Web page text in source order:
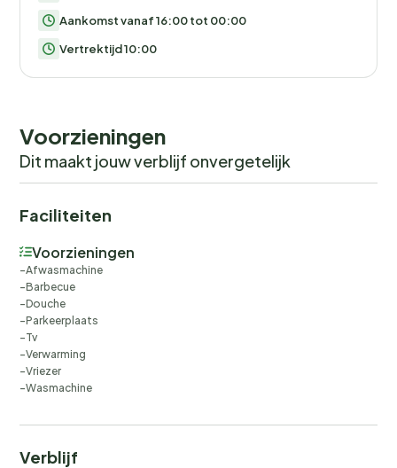
Aankomst vanaf 16:00 tot 00:00
Vertrektijd 10:00
Voorzieningen
Dit maakt jouw verblijf onvergetelijk
Faciliteiten
Voorzieningen
Afwasmachine
Barbecue
Douche
Parkeerplaats
Tv
Verwarming
Vriezer
Wasmachine
Verblijf